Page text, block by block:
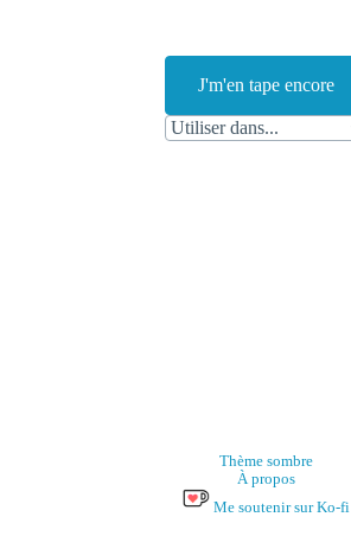
J'm'en tape encore
Thème sombre
À propos
Me soutenir sur Ko-fi